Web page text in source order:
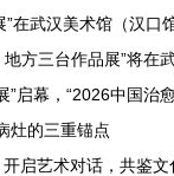
在武汉美术馆（汉口
方三台作品展”将在
”启幕，“2026中国治
灶的三重锚点
启艺术对话，共鉴文